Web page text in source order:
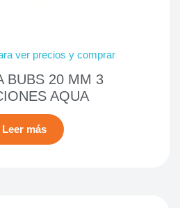
ver precios y comprar
BUBS 20 MM 3
AQUA
Leer más